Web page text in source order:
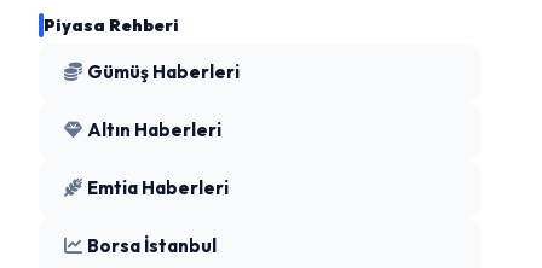
Piyasa Rehberi
Gümüş Haberleri
Altın Haberleri
Emtia Haberleri
Borsa İstanbul